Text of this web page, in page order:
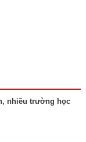
nhiều trường học